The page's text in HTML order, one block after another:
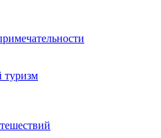
туризм